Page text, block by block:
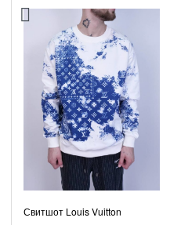
Свитшот Louis Vuitton